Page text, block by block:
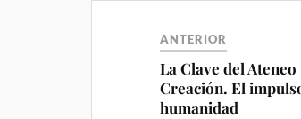
ANTERIOR
La Clave del
Creación. El
humanidad